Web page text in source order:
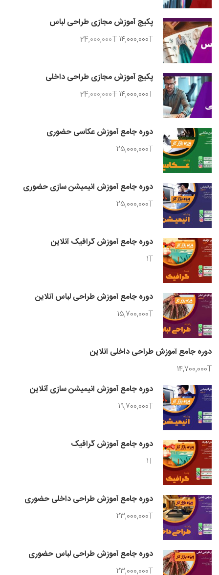
پکیج آموزش مجازی طراحی لباس
24,000,000T14,000,000T
پکیج آموزش مجازی طراحی داخلی
24,000,000T14,000,000T
دوره جامع آموزش عکاسی حضوری
25,000,000T
دوره جامع آموزش انیمیشن سازی حضوری
25,000,000T
دوره جامع آموزش گرافیک آنلاین
1T
دوره جامع آموزش طراحی لباس آنلاین
15,700,000T
دوره جامع آموزش طراحی داخلی آنلاین
14,700,000T
دوره جامع آموزش انیمیشن سازی آنلاین
19,700,000T
دوره جامع آموزش گرافیک
1T
دوره جامع آموزش طراحی داخلی حضوری
23,000,000T
دوره جامع آموزش طراحی لباس حضوری
23,000,000T